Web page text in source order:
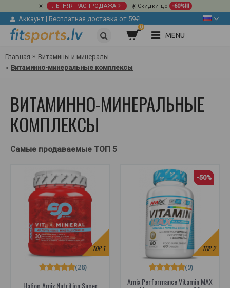
☀️ ЛЕТНЯЯ РАСПРОДАЖА ☀️ Скидки до -60%!!!
Аккаунт | Бесплатная доставка от 59€!
0
MENU
Главная
Витамины и минералы
Витаминно-минеральные комплексы
ВИТАМИННО-МИНЕРАЛЬНЫЕ
КОМПЛЕКСЫ
Самые продаваемые ТОП 5
TOP1
Набор Amix Nutrition Super
(28)
TOP2
-50%
Amix Performance Vitamin MAX
(9)